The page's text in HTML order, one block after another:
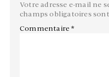
Votre adresse e-mail ne
champs obligatoires
Commentaire*